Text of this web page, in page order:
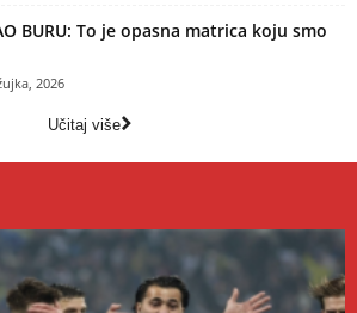
BURU: To je opasna matrica koju smo
2026
Učitaj više